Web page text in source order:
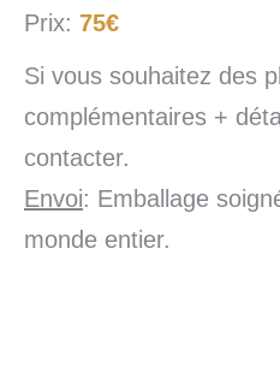
Prix: 75€
Si vous souhaitez des
complémentaires +
contacter.
Envoi: Emballage
monde entier.